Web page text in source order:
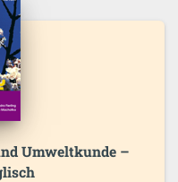
Umweltkunde –